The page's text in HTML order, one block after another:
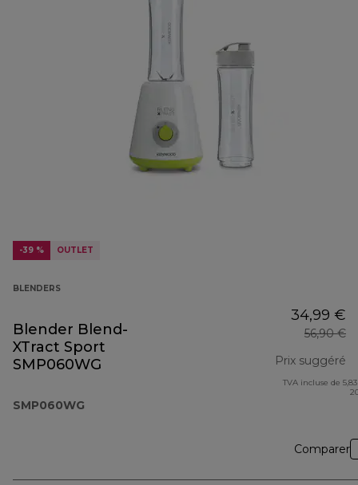
-39 % OUTLET
BLENDERS
Blender Blend-
XTract Sport
SMP060WG
SMP060WG
34,99 €
56,90 €
Prix suggéré
TVA incluse de
Comparer